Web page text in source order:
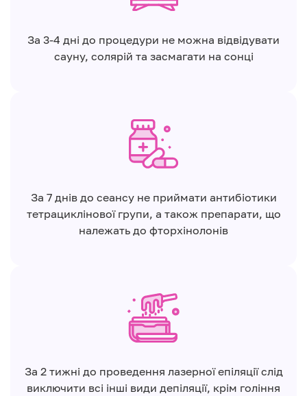
За 3-4 дні до процедури не можна відвідувати
сауну, солярій та засмагати на сонці
За 7 днів до сеансу не приймати антибіотики
тетрациклінової групи, а також препарати, що
належать до фторхінолонів
За 2 тижні до проведення лазерної епіляції слід
виключити всі інші види депіляції, крім гоління